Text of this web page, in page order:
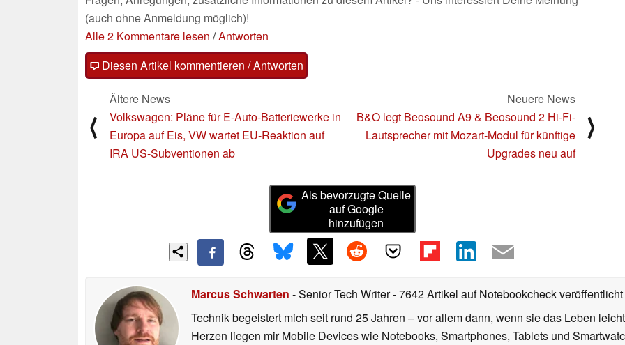
(auch ohne Anmeldung möglich)!
Alle 2 Kommentare lesen /Antworten
Diesen Artikel kommentieren / Antworten
⟨
Ältere News
Volkswagen: Pläne für E-Auto-Batteriewerke in
Europa auf Eis, VW wartet EU-Reaktion auf
IRA US-Subventionen ab
Neuere News
B&O legt Beosound A9 & Beosound 2 Hi-Fi-
Lautsprecher mit Mozart-Modul für künftige
Upgrades neu auf
⟩
Als bevorzugte Quelle
auf Google
hinzufügen
Marcus Schwarten - Senior Tech Writer- 7642 Artikel auf Notebookcheck veröffentlicht
Technik begeistert mich seit rund 25 Jahren – vor allem dann, wenn sie das Leben
Herzen liegen mir Mobile Devices wie Notebooks, Smartphones, Tablets und